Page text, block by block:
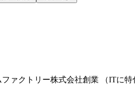
ァクトリー株式会社創業 （ITに特